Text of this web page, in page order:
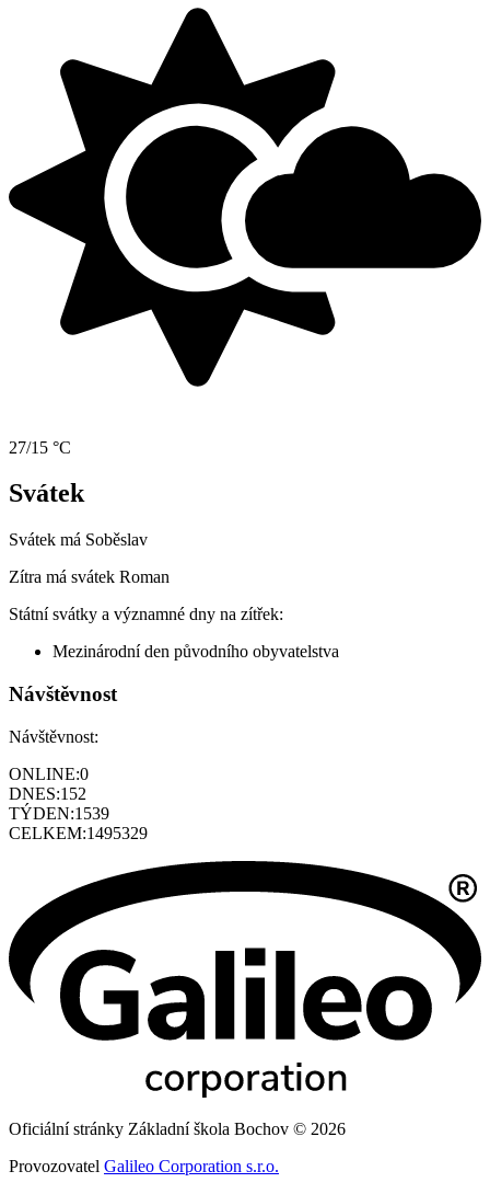
27/15 °C
Svátek
Svátek má Soběslav
Zítra má svátek Roman
Státní svátky a významné dny na zítřek:
Mezinárodní den původního obyvatelstva
Návštěvnost
Návštěvnost:
ONLINE:0
DNES:152
TÝDEN:1539
CELKEM:1495329
Oficiální stránky Základní škola Bochov © 2026
Provozovatel Galileo Corporation s.r.o.